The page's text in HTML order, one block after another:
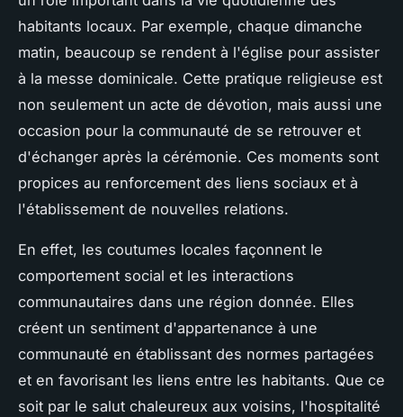
habitants locaux. Par exemple, chaque dimanche
matin, beaucoup se rendent à l'église pour assister
à la messe dominicale. Cette pratique religieuse est
non seulement un acte de dévotion, mais aussi une
occasion pour la communauté de se retrouver et
d'échanger après la cérémonie. Ces moments sont
propices au renforcement des liens sociaux et à
l'établissement de nouvelles relations.
En effet, les coutumes locales façonnent le
comportement social et les interactions
communautaires dans une région donnée. Elles
créent un sentiment d'appartenance à une
communauté en établissant des normes partagées
et en favorisant les liens entre les habitants. Que ce
soit par le salut chaleureux aux voisins, l'hospitalité